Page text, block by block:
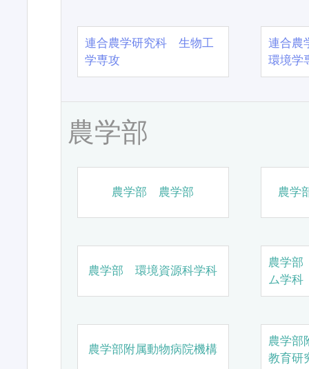
連合農学研究科 生物工
学専攻
連合農
環境学
農学部
農学部 農学部 農学
農学部 環境資源科学科
農学
ム学科
農学部附属動物病院機構
農学部
教育研